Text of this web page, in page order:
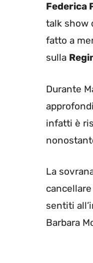
Federica
talk show
fatto a
sulla
Durante
infatti è
La
sentiti
Barbara